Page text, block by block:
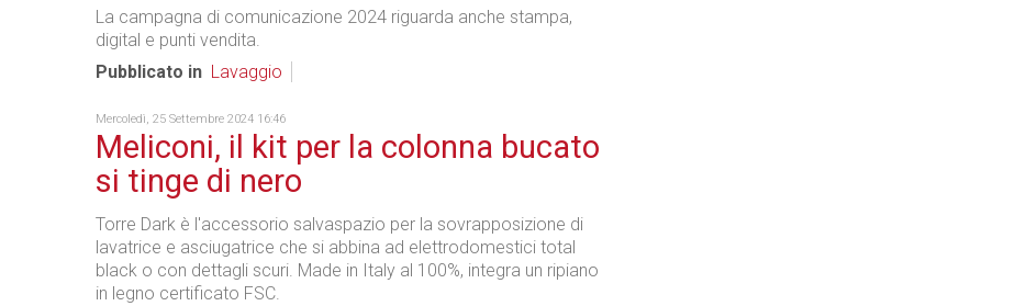
La campagna di comunicazione 2024 riguarda anche stampa,
digital e punti vendita.
Pubblicato in Lavaggio
Mercoledì, 25 Settembre 2024 16:46
Meliconi, il kit per la colonna bucato
si tinge di nero
Torre Dark è l'accessorio salvaspazio per la sovrapposizione di
lavatrice e asciugatrice che si abbina ad elettrodomestici total
black o con dettagli scuri. Made in Italy al 100%, integra un ripiano
in legno certificato FSC.